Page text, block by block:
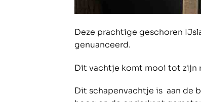
Deze prachtige geschoren
genuanceerd.
Dit vachtje komt mooi tot zijn
Dit schapenvachtje is aan de